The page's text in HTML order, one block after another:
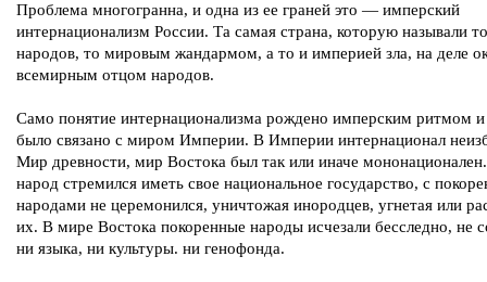
Проблема многогранна, и одна из ее граней это — имперский
интернационализм России. Та самая страна, которую называли
народов, то мировым жандармом, а то и империей зла, на деле
всемирным отцом народов.
Само понятие интернационализма рождено имперским ритмом и
было связано с миром Империи. В Империи интернационал
Мир древности, мир Востока был так или иначе
народ стремился иметь свое национальное государство, с
народами не церемонился, уничтожая инородцев, угнетая или
их. В мире Востока покоренные народы исчезали бесследно, не
ни языка, ни культуры. ни генофонда.